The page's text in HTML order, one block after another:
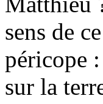
sens de
péricope
sur la